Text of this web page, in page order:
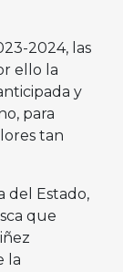
2024, las
ello la
y
para
tan
del Estado,
que
la